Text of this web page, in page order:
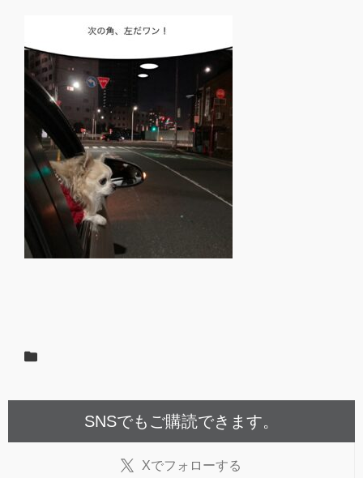
SNSでもご購読できます。
Xでフォローする